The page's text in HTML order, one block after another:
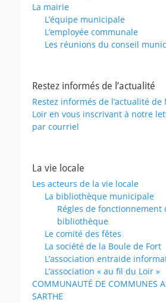
La mairie
L’équipe municipale
L’employée communale
Les réunions du conseil
Restez informés de l’actualité
Restez informés de l’actualité
Loir en vous inscrivant à notre
par courriel
La vie locale
Les acteurs de la vie locale
La bibliothèque municipale
Régles de fonctionnement
bibliothèque
Le comité des fêtes
La société de la Boule de Fort
L’association entraide
L’association « au fil du Loir »
COMMUNAUTÉ DE COMMUNES
SARTHE